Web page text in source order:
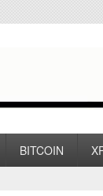
BITCOIN